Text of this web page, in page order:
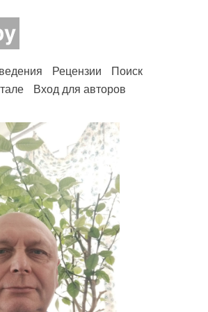
Рецензии
Поиск
Вход для авторов